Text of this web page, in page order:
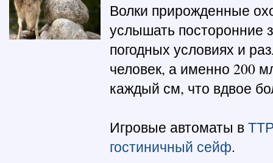
Волки прирожденные
услышать посторонние
погодных условиях и
человек, а именно 200
каждый см, что вдвое
Игровые автоматы в
гостиничный сейф.